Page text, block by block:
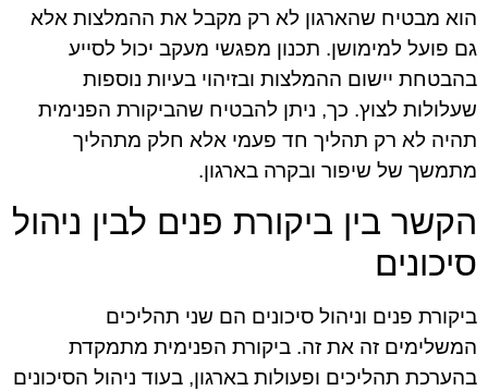
הוא מבטיח שהארגון לא רק מקבל את ההמלצות אלא
גם פועל למימושן. תכנון מפגשי מעקב יכול לסייע
בהבטחת יישום ההמלצות ובזיהוי בעיות נוספות
שעלולות לצוץ. כך, ניתן להבטיח שהביקורת הפנימית
תהיה לא רק תהליך חד פעמי אלא חלק מתהליך
מתמשך של שיפור ובקרה בארגון.
הקשר בין ביקורת פנים לבין ניהול
סיכונים
ביקורת פנים וניהול סיכונים הם שני תהליכים
המשלימים זה את זה. ביקורת הפנימית מתמקדת
בהערכת תהליכים ופעולות בארגון, בעוד ניהול הסיכונים